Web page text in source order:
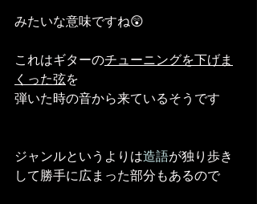
みたいな意味ですね😲
これはギターのチューニングを下げま
くった弦を
弾いた時の音から来ているそうです
ジャンルというよりは造語が独り歩き
して勝手に広まった部分もあるので